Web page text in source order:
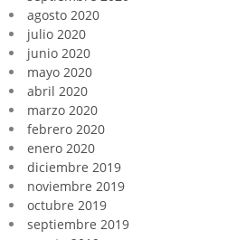
agosto 2020
julio 2020
junio 2020
mayo 2020
abril 2020
marzo 2020
febrero 2020
enero 2020
diciembre 2019
noviembre 2019
octubre 2019
septiembre 2019